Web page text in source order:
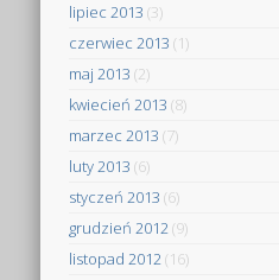
lipiec 2013 (3)
czerwiec 2013 (1)
maj 2013 (2)
kwiecień 2013 (8)
marzec 2013 (7)
luty 2013 (6)
styczeń 2013 (6)
grudzień 2012(9)
listopad 2012(16)